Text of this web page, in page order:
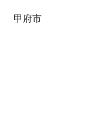
甲府市